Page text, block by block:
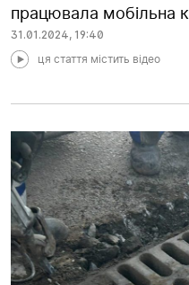
працювала мобільна
31.01.2024, 19:40
ця стаття містить відео